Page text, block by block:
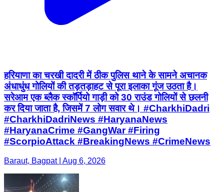
हरियाणा का चरखी दादरी में ठीक पुलिस थाने के सामने अचानक
अंधाधुंध गोलियों की तड़तड़ाहट से पूरा इलाका गूंज उठता है।
सरेआम एक ब्लैक स्कॉर्पियो गाड़ी को 30 राउंड गोलियों से छलनी
कर दिया जाता है, जिसमें 7 लोग सवार थे। #CharkhiDadri
#CharkhiDadriNews #HaryanaNews
#HaryanaCrime #GangWar #Firing
#ScorpioAttack #BreakingNews #CrimeNews
Baraut, Bagpat | Aug 6, 2026